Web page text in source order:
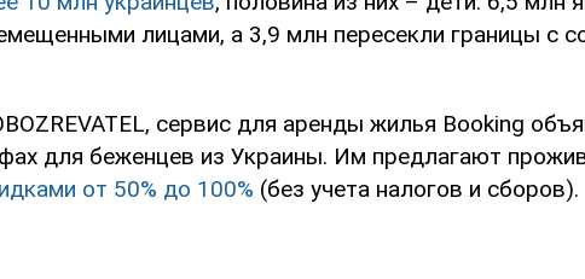
лицами, а 3,9 млн пересекли границы с
сервис для аренды жилья Booking
для беженцев из Украины. Им предлагают
от 50% до 100% (без учета налогов и сборов).